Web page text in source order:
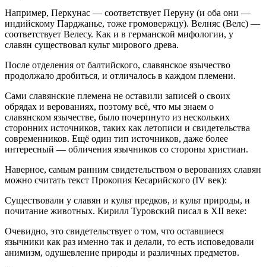
Например, Перкунас — соответствует Перуну (и оба они —
индийскому Парджанье, тоже громовержцу). Велняс (Велс) —
соответствует Велесу. Как и в германской мифологии, у
славян существовал культ мирового древа.
После отделения от балтийского, славянское язычество
продолжало дробиться, и отличалось в каждом племени.
Сами славянские племена не оставили записей о своих
обрядах и верованиях, поэтому всё, что мы знаем о
славянском язычестве, было почерпнуто из нескольких
сторонних источников, таких как летописи и свидетельства
современников. Ещё один тип источников, даже более
интересный — обличения язычников со стороны христиан.
Наверное, самым ранним свидетельством о верованиях славян
можно считать текст Прокопия Кесарийского (IV век):
Существовали у славян и культ предков, и культ природы, и
почитание животных. Кирилл Туровский писал в XII веке:
Очевидно, это свидетельствует о том, что оставшиеся
язычники как раз именно так и делали, то есть исповедовали
анимизм, одушевление природы и различных предметов.